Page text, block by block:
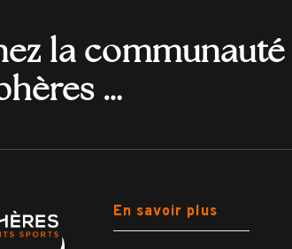
la communauté
…
En savoir plus